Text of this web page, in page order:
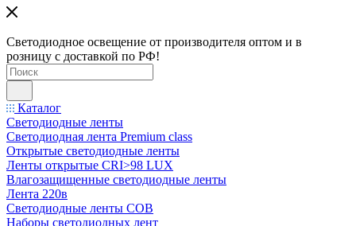
Светодиодное освещение от производителя оптом и в
розницу с доставкой по РФ!
Каталог
Светодиодные ленты
Светодиодная лента Premium class
Открытые светодиодные ленты
Ленты открытые CRI>98 LUX
Влагозащищенные светодиодные ленты
Лента 220в
Светодиодные ленты COB
Наборы светодиодных лент